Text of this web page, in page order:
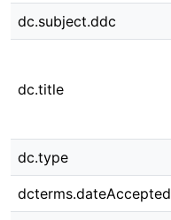
dc.subject.ddc
dc.title
dc.type
dcterms.dateAccepted